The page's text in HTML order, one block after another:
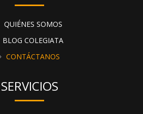
QUIÉNES SOMOS
BLOG COLEGIATA
CONTÁCTANOS
SERVICIOS